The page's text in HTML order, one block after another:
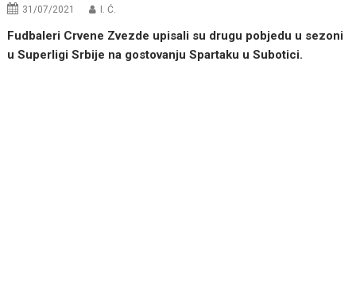
31/07/2021 I. Ć.
Fudbaleri Crvene Zvezde upisali su drugu pobjedu u sezoni
u Superligi Srbije na gostovanju Spartaku u Subotici.